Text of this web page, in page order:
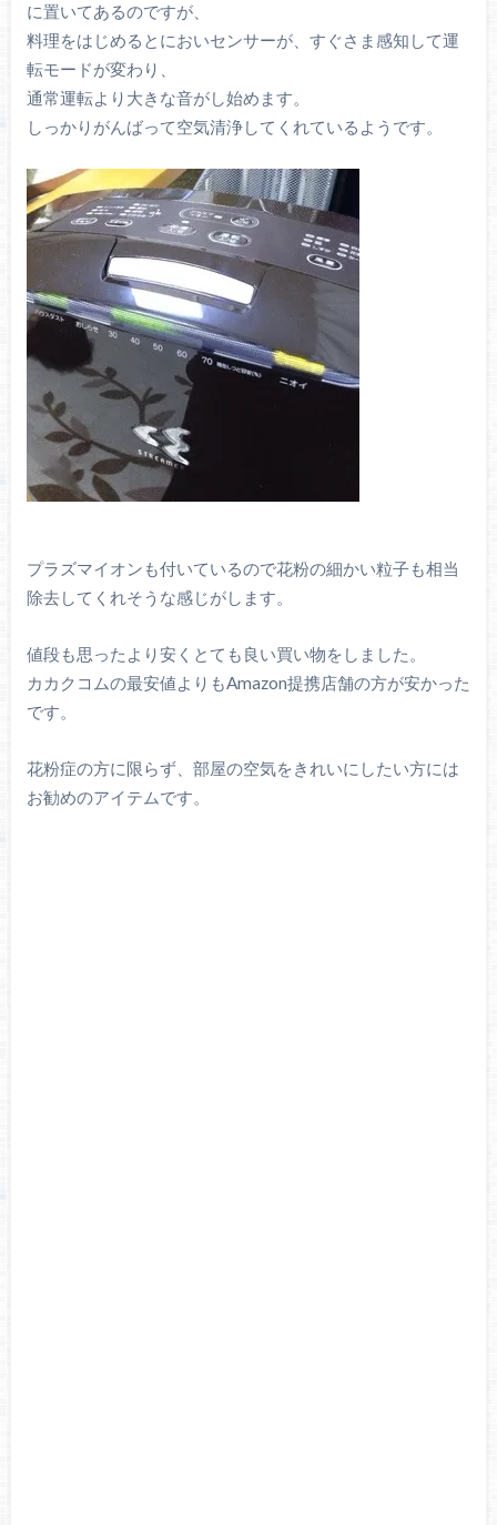
に置いてあるのですが、
料理をはじめるとにおいセンサーが、すぐさま感知して運
転モードが変わり、
通常運転より大きな音がし始めます。
しっかりがんばって空気清浄してくれているようです。
プラズマイオンも付いているので花粉の細かい粒子も相当
除去してくれそうな感じがします。
値段も思ったより安くとても良い買い物をしました。
カカクコムの最安値よりもAmazon提携店舗の方が安かった
です。
花粉症の方に限らず、部屋の空気をきれいにしたい方には
お勧めのアイテムです。